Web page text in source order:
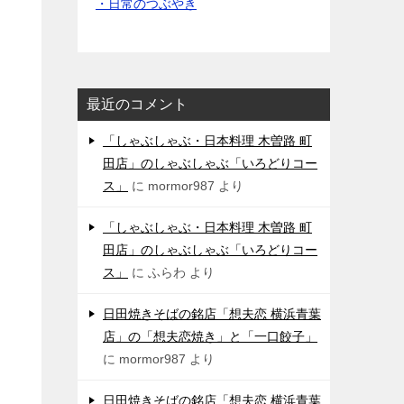
・日常のつぶやき
最近のコメント
「しゃぶしゃぶ・日本料理 木曽路 町
田店」のしゃぶしゃぶ「いろどりコー
ス」
に mormor987 より
「しゃぶしゃぶ・日本料理 木曽路 町
田店」のしゃぶしゃぶ「いろどりコー
ス」
に ふらわ より
日田焼きそばの銘店「想夫恋 横浜青葉
店」の「想夫恋焼き」と「一口餃子」
に mormor987 より
日田焼きそばの銘店「想夫恋 横浜青葉